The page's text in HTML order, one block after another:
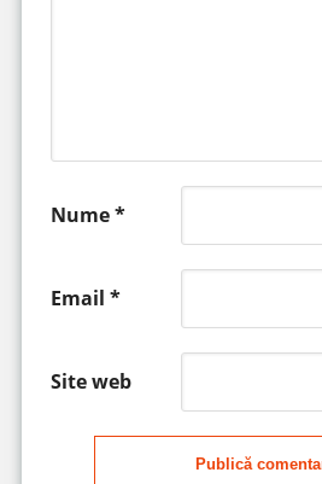
Nume*
Email *
Site web
Publică